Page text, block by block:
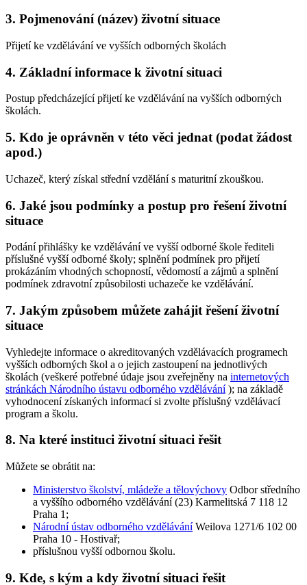
3. Pojmenování (název) životní situace
Přijetí ke vzdělávání ve vyšších odborných školách
4. Základní informace k životní situaci
Postup předcházející přijetí ke vzdělávání na vyšších odborných
školách.
5. Kdo je oprávněn v této věci jednat (podat žádost
apod.)
Uchazeč, který získal střední vzdělání s maturitní zkouškou.
6. Jaké jsou podmínky a postup pro řešení životní
situace
Podání přihlášky ke vzdělávání ve vyšší odborné škole řediteli
příslušné vyšší odborné školy; splnění podmínek pro přijetí
prokázáním vhodných schopností, vědomostí a zájmů a splnění
podmínek zdravotní způsobilosti uchazeče ke vzdělávání.
7. Jakým způsobem můžete zahájit řešení životní
situace
Vyhledejte informace o akreditovaných vzdělávacích programech
vyšších odborných škol a o jejich zastoupení na jednotlivých
školách (veškeré potřebné údaje jsou zveřejněny na internetových
stránkách Národního ústavu odborného vzdělávání); na základě
vyhodnocení získaných informací si zvolte příslušný vzdělávací
program a školu.
8. Na které instituci životní situaci řešit
Můžete se obrátit na:
Ministerstvo školství, mládeže a tělovýchovy Odbor středního
a vyššího odborného vzdělávání (23) Karmelitská 7 118 12
Praha 1;
Národní ústav odborného vzděláváníWeilova 1271/6 102 00
Praha 10 - Hostivař;
příslušnou vyšší odbornou školu.
9. Kde, s kým a kdy životní situaci řešit